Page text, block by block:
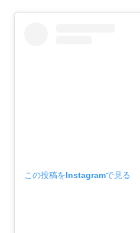
この投稿をInstagramで見る